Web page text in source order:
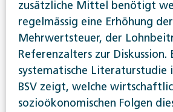
zusätzliche Mittel benötigt
regelmässig eine Erhöhung der
Mehrwertsteuer, der
Referenzalters zur Diskussion.
systematische Literaturstudie
BSV zeigt, welche
sozioökonomischen Folgen